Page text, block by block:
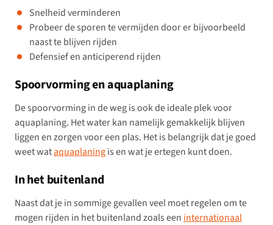
Snelheid verminderen
Probeer de sporen te vermijden door er bijvoorbeeld
naast te blijven rijden
Defensief en anticiperend rijden
Spoorvorming en aquaplaning
De spoorvorming in de weg is ook de ideale plek voor
aquaplaning. Het water kan namelijk gemakkelijk blijven
liggen en zorgen voor een plas. Het is belangrijk dat je goed
weet wataquaplaningis en wat je ertegen kunt doen.
In het buitenland
Naast dat je in sommige gevallen veel moet regelen om te
mogen rijden in het buitenland zoals een internationaal